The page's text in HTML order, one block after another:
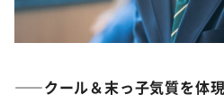
――クール＆末っ子気質を体現